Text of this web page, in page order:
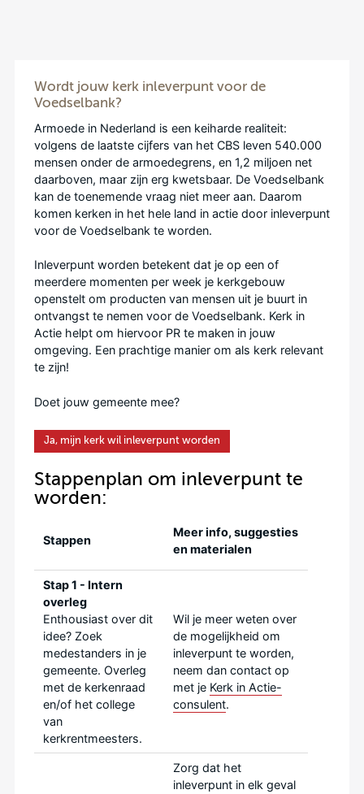
Wordt jouw kerk inleverpunt voor de
Voedselbank?
Armoede in Nederland is een keiharde realiteit:
volgens de laatste cijfers van het CBS leven 540.000
mensen onder de armoedegrens, en 1,2 miljoen net
daarboven, maar zijn erg kwetsbaar. De Voedselbank
kan de toenemende vraag niet meer aan. Daarom
komen kerken in het hele land in actie door inleverpunt
voor de Voedselbank te worden.
Inleverpunt worden betekent dat je op een of
meerdere momenten per week je kerkgebouw
openstelt om producten van mensen uit je buurt in
ontvangst te nemen voor de Voedselbank. Kerk in
Actie helpt om hiervoor PR te maken in jouw
omgeving. Een prachtige manier om als kerk relevant
te zijn!
Doet jouw gemeente mee?
Ja, mijn kerk wil inleverpunt worden
Stappenplan om inleverpunt te
worden:
Stappen
Meer info, suggesties
en materialen
Stap 1 - Intern
overleg
Enthousiast over dit
idee? Zoek
medestanders in je
gemeente. Overleg
met de kerkenraad
en/of het college
van
kerkrentmeesters.
Wil je meer weten over
de mogelijkheid om
inleverpunt te worden,
neem dan contact op
met je Kerk in Actie-
consulent.
Zorg dat het
inleverpunt in elk geval